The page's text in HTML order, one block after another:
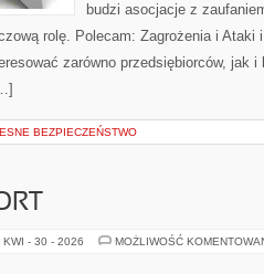
budzi asocjacje z
rolę. Polecam: Zagrożenia i Ataki
zarówno przedsiębiorców, jak
BEZPIECZEŃSTWO
KWI - 30 - 2026 MOŻLIWOŚĆ